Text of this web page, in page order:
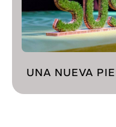
UNA NUEVA